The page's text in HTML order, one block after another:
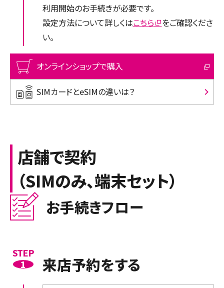
利用開始のお手続きが必要です。
設定方法について詳しくはこちら
をご確認くださ
い。
オンラインショップで購入
SIMカードとeSIMの違いは？
店舗で契約
（SIMのみ、端末セット）
お手続きフロー
STEP
1
来店予約をする